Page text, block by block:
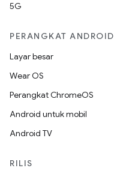
5G
PERANGKAT ANDROID
Layar besar
Wear OS
Perangkat ChromeOS
Android untuk mobil
Android TV
RILIS